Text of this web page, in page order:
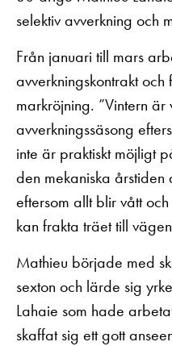
selektiv avverkning och
Från januari till mars
avverkningskontrakt
markröjning. ”Vintern är
avverkningssäsong
inte är praktiskt möjligt
den mekaniska
eftersom allt blir vått
kan frakta träet till
Mathieu började med
sexton och lärde sig
Lahaie som hade
skaffat sig ett gott